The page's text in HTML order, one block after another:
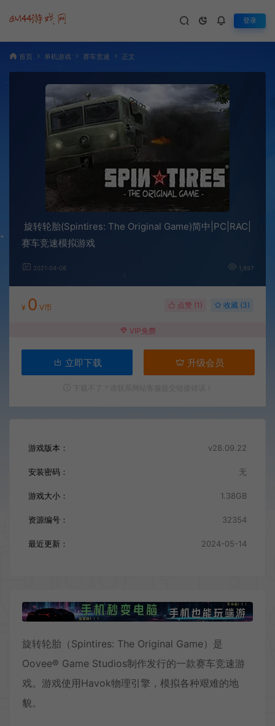
登录
首页 单机游戏 赛车竞速 正文
旋转轮胎(Spintires: The Original Game)简中|PC|RAC|
赛车竞速模拟游戏
2021-04-08 1,897
¥ 0 V币 点赞 (1 ) 收藏 (3)
VIP免费
立即下载 升级会员
游戏版本： v28.09.22
安装密码： 无
游戏大小： 1.38GB
资源编号： 32354
最近更新： 2024-05-14
旋转轮胎（Spintires: The Original Game）是
Oovee® Game Studios制作发行的一款赛车竞速游
戏。游戏使用Havok物理引擎，模拟各种艰难的地
貌。